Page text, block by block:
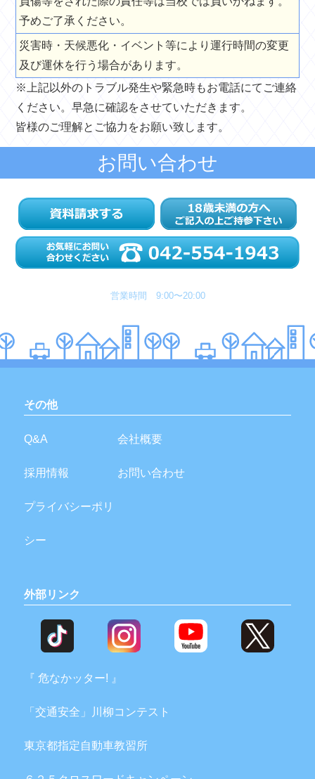
予めご了承ください。
災害時・天候悪化・イベント等により運行時間の変更
及び運休を行う場合があります。
※上記以外のトラブル発生や緊急時もお電話にてご連絡
ください。早急に確認をさせていただきます。
皆様のご理解とご協力をお願い致します。
お問い合わせ
営業時間 9:00〜20:00
その他
Q&A 会社概要
採用情報 お問い合わせ
プライバシーポリ
シー
外部リンク
『 危なかッター! 』
「交通安全」川柳コンテスト
東京都指定自動車教習所